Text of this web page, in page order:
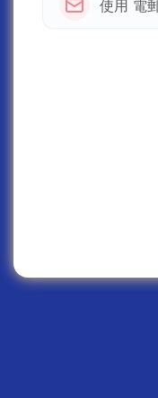
使用 電